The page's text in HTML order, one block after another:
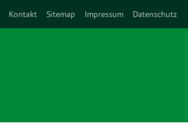
Kontakt Sitemap Impressum Datenschutz